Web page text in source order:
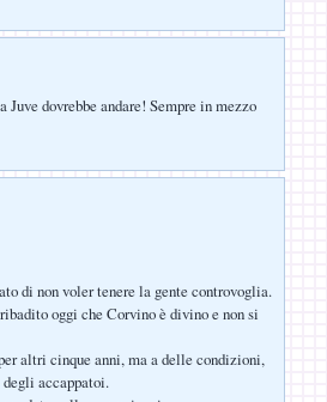
dovrebbe andare! Sempre in mezzo
di non voler tenere la gente controvoglia.
oggi che Corvino è divino e non si
altri cinque anni, ma a delle condizioni,
degli accappatoi.